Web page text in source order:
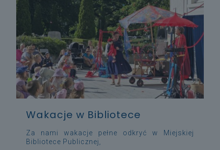
Wakacje w Bibliotece
Za nami wakacje pełne odkryć w Miejskiej
Bibliotece Publicznej,